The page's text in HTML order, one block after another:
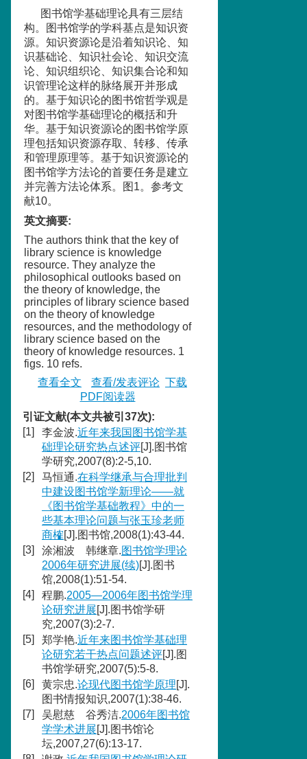
图书馆学基础理论具有三层结
构。图书馆学的学科基点是知识资
源。知识资源论是沿着知识论、知
识基础论、知识社会论、知识交流
论、知识组织论、知识集合论和知
识管理论这样的脉络展开并形成
的。基于知识论的图书馆哲学观是
对图书馆学基础理论的概括和升
华。基于知识资源论的图书馆学原
理包括知识资源存取、转移、传承
和管理原理等。基于知识资源论的
图书馆学方法论的首要任务是建立
并完善方法论体系。图1。参考文
献10。
英文摘要:
The authors think that the key of
library science is knowledge
resource. They analyze the
philosophical outlooks based on
the theory of knowledge, the
principles of library science based
on the theory of knowledge
resources, and the methodology of
library science based on the
theory of knowledge resources. 1
figs. 10 refs.
查看全文
查看/发表评论 下载
PDF阅读器
引证文献(本文共被引37次):
[1]
李金波.近年来我国图书馆学基
础理论研究热点述评[J].图书馆
学研究,2007(8):2-5,10.
[2]
马恒通.在科学继承与合理批判
中建设图书馆学新理论——就
《图书馆学基础教程》中的一
些基本理论问题与张玉珍老师
商榷[J].图书馆,2008(1):43-44.
[3]
涂湘波 韩继章.图书馆学理论
2006年研究进展(续)[J].图书
馆,2008(1):51-54.
[4]
程鹏.2005—2006年图书馆学理
论研究进展[J].图书馆学研
究,2007(3):2-7.
[5]
郑学艳.近年来图书馆学基础理
论研究若干热点问题述评[J].图
书馆学研究,2007(5):5-8.
[6]
黄宗忠.论现代图书馆学原理[J].
图书情报知识,2007(1):38-46.
[7]
吴慰慈 谷秀洁.2006年图书馆
学学术进展[J].图书馆论
坛,2007,27(6):13-17.